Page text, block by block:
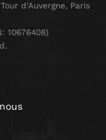
d'Auvergne, Paris
10676408)